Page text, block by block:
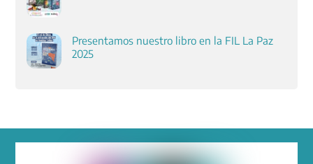
Presentamos nuestro libro en la FIL La Paz
2025